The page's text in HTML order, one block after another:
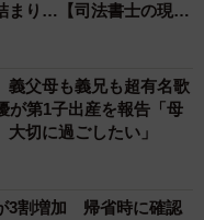
まり…【司法書士の現場
義父母も義兄も超有名歌
が第1子出産を報告「母
切に過ごしたい」
3割増加 帰省時に確認